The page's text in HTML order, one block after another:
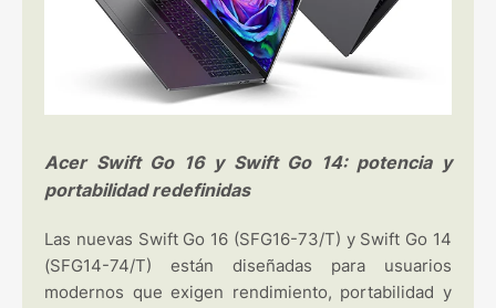
Acer Swift Go 16 y Swift Go 14: potencia y
portabilidad redefinidas
Las nuevas Swift Go 16 (SFG16-73/T) y Swift Go 14
(SFG14-74/T) están diseñadas para usuarios
modernos que exigen rendimiento, portabilidad y